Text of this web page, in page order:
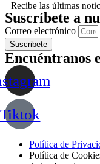
Recibe las últimas
Suscríbete a
Correo electrónico
Suscribete
Encuéntranos
Tiktok
Política de
Política de